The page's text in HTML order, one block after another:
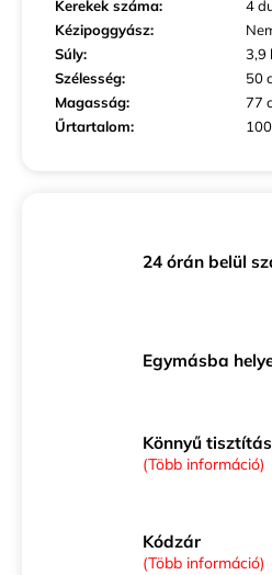
Kerekek száma:
4
Kézipoggyász:
Súly:
3,9
Szélesség:
50
Magasság:
77
Űrtartalom: 100
24 órán belül
Egymásba
Könnyű
(Több információ)
Kódzár
(Több információ)